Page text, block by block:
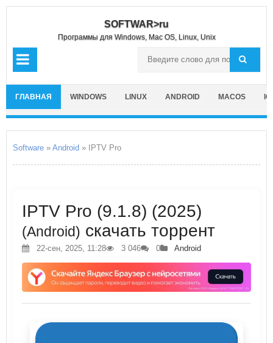
SOFTWAR>ru
Программы для Windows, Mac OS, Linux, Unix
ГЛАВНАЯ WINDOWS LINUX ANDROID MACOS
Software » Android » IPTV Pro
IPTV Pro (9.1.8) (2025)
(Android) скачать торрент
22-сен, 2025, 11:28 3 046 0 Android